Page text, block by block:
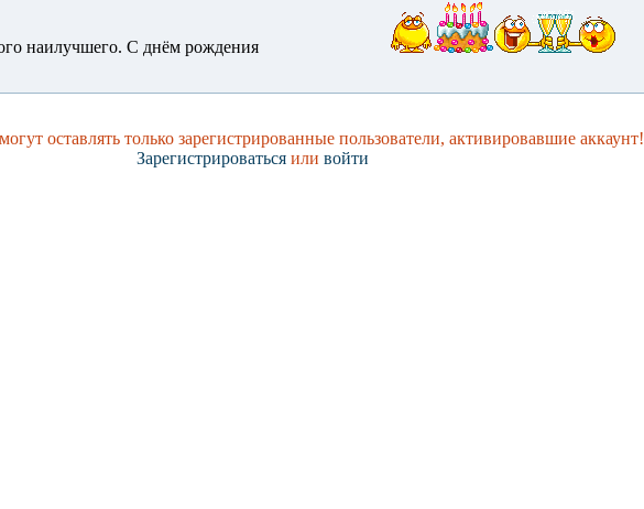
наилучшего. С днём рождения
оставлять только зарегистрированные пользователи, активировавшие аккаунт!
Зарегистрироваться или войти